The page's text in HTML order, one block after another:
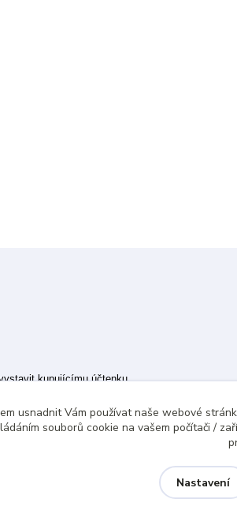
kupujícímu účtenku.
online; v případě technického výpadku pak
usnadnit Vám používat naše webové
souborů cookie na vašem počítači /
Nastavení